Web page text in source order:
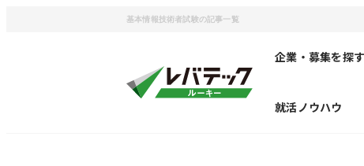
基本情報技術者試験の記事一覧
企業・募集を探す
就活ノウハウ